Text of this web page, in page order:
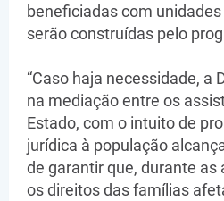
beneficiadas com
serão construídas pelo
“Caso haja necessidade, a
na mediação entre os
Estado, com o intuito de
jurídica à população
de garantir que, durante as
os direitos das famílias